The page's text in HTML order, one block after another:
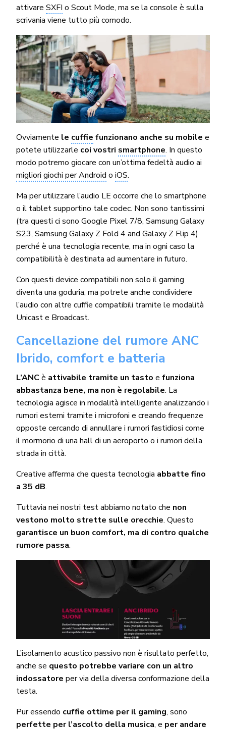
attivare SXFI o Scout Mode, ma se la console è sulla
scrivania viene tutto più comodo.
Ovviamente le cuffie funzionano anche su mobile e
potete utilizzarle coi vostri smartphone. In questo
modo potremo giocare con un’ottima fedeltà audio ai
migliori giochi per Android oiOS.
Ma per utilizzare l’audio LE occorre che lo smartphone
o il tablet supportino tale codec. Non sono tantissimi
(tra questi ci sono Google Pixel 7/8, Samsung Galaxy
S23, Samsung Galaxy Z Fold 4 and Galaxy Z Flip 4)
perché è una tecnologia recente, ma in ogni caso la
compatibilità è destinata ad aumentare in futuro.
Con questi device compatibili non solo il gaming
diventa una goduria, ma potrete anche condividere
l’audio con altre cuffie compatibili tramite le modalità
Unicast e Broadcast.
Cancellazione del rumore ANC
Ibrido, comfort e batteria
L’ANCè attivabile tramite un tasto efunziona
abbastanza bene, ma non è regolabile. La
tecnologia agisce in modalità intelligente analizzando i
rumori esterni tramite i microfoni e creando frequenze
opposte cercando di annullare i rumori fastidiosi come
il mormorio di una hall di un aeroporto o i rumori della
strada in città.
Creative afferma che questa tecnologia abbatte fino
a 35 dB.
Tuttavia nei nostri test abbiamo notato che non
vestono molto strette sulle orecchie. Questo
garantisce un buon comfort, ma di contro qualche
rumore passa.
L’isolamento acustico passivo non è risultato perfetto,
anche se questo potrebbe variare con un altro
indossatore per via della diversa conformazione della
testa.
Pur essendo cuffie ottime per il gaming, sono
perfette per l’ascolto della musica, e per andare